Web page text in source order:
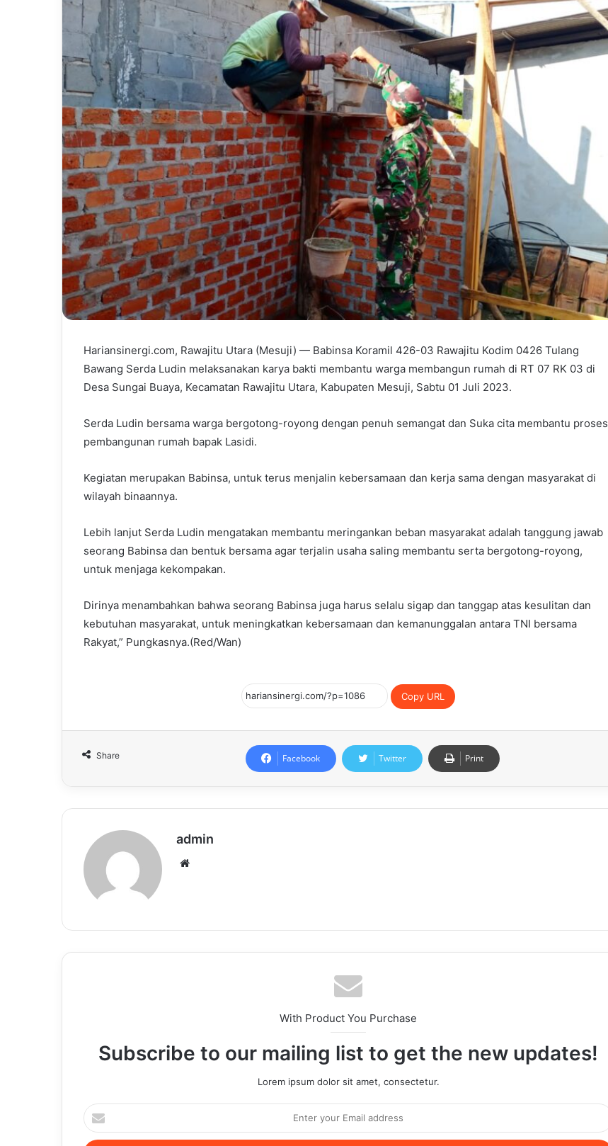
Hariansinergi.com, Rawajitu Utara (Mesuji) — Babinsa Koramil 426-03 Rawajitu Kodim 0426 Tulang
Bawang Serda Ludin melaksanakan karya bakti membantu warga membangun rumah di RT 07 RK 03 di
Desa Sungai Buaya, Kecamatan Rawajitu Utara, Kabupaten Mesuji, Sabtu 01 Juli 2023.
Serda Ludin bersama warga bergotong-royong dengan penuh semangat dan Suka cita membantu proses
pembangunan rumah bapak Lasidi.
Kegiatan merupakan Babinsa, untuk terus menjalin kebersamaan dan kerja sama dengan masyarakat di
wilayah binaannya.
Lebih lanjut Serda Ludin mengatakan membantu meringankan beban masyarakat adalah tanggung jawab
seorang Babinsa dan bentuk bersama agar terjalin usaha saling membantu serta bergotong-royong,
untuk menjaga kekompakan.
Dirinya menambahkan bahwa seorang Babinsa juga harus selalu sigap dan tanggap atas kesulitan dan
kebutuhan masyarakat, untuk meningkatkan kebersamaan dan kemanunggalan antara TNI bersama
Rakyat,” Pungkasnya.(Red/Wan)
Copy URL
Share Facebook Twitter Print
admin
With Product You Purchase
Subscribe to our mailing list to get the new updates!
Lorem ipsum dolor sit amet, consectetur.
Enter
your
Email